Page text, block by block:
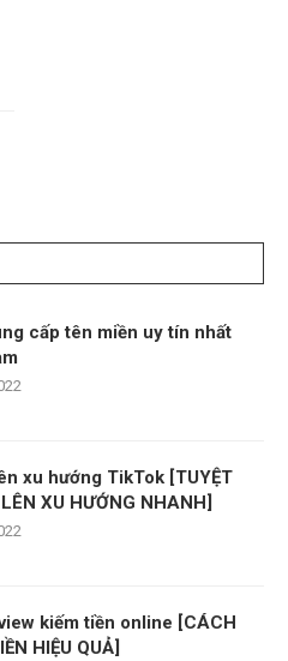
cấp tên miền uy tín nhất
xu hướng TikTok [TUYỆT
XU HƯỚNG NHANH]
kiếm tiền online [CÁCH
HIỆU QUẢ]